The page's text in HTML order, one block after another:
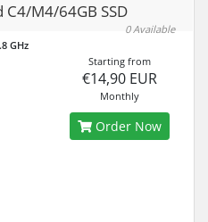
C4/M4/64GB SSD
0 Available
GHz
Starting from
€14,90 EUR
Monthly
Order Now